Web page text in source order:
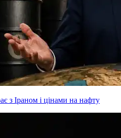
з Іраном і цінами на нафту